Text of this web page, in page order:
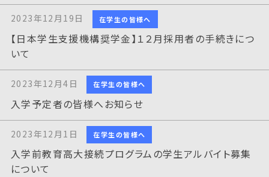
2023年12月19日 在学生の皆様へ
【日本学生支援機構奨学金】１２月採用者の手続きにつ
いて
2023年12月4日 在学生の皆様へ
入学予定者の皆様へお知らせ
2023年12月1日 在学生の皆様へ
入学前教育高大接続プログラムの学生アルバイト募集
について